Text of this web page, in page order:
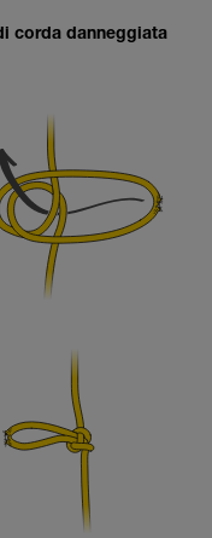
corda danneggiata